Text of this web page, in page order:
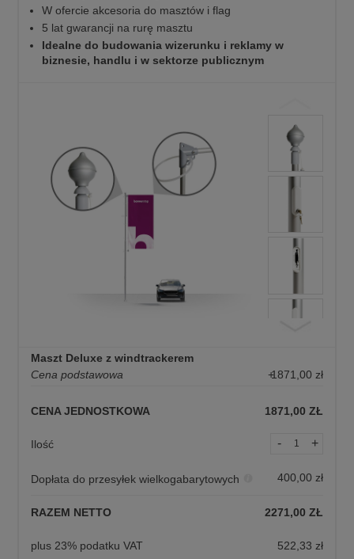
W ofercie akcesoria do masztów i flag
5 lat gwarancji na rurę masztu
Idealne do budowania wizerunku i reklamy w
biznesie, handlu i w sektorze publicznym
Maszt Deluxe z windtrackerem
Cena podstawowa
+1871,00 zł
CENA JEDNOSTKOWA 1871,00 ZŁ
Ilość - +
Dopłata do przesyłek wielkogabarytowych 400,00 zł
RAZEM NETTO 2271,00 ZŁ
plus 23% podatku VAT 522,33 zł